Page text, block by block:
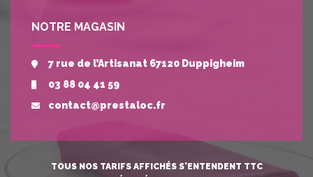
NOTRE MAGASIN
7 rue de l’Artisanat 67120 Duppigheim
03 88 04 41 59
contact@prestaloc.fr
TOUS NOS TARIFS AFFICHÉS S'ENTENDENT TTC